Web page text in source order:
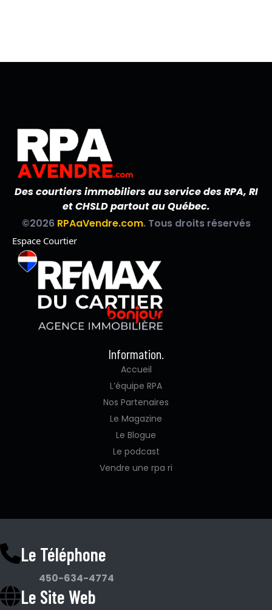
Des courtiers immobiliers au service des RPA, RI
et CHSLD partout au Québec.
©2026 RPAaVendre.com. Tous droits réservés
Espace Courtier
Information.
Accueil
L’équipe RPA
Nos Partenaires
Le Magazine
Le Blogue
Le podcast
Vendre une rpa ri
Le Téléphone
450-634-4774
Le Site Web